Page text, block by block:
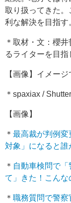
取り扱ってきた
利な解決を目指す
＊取材・文：櫻
るライターを目指
【画像】イメージ
＊spaxiax /
【画像】
＊ 最高裁が判例
対象」になると誰
＊ 自動車検問で
て」きた！こんな
＊ 職務質問で警察